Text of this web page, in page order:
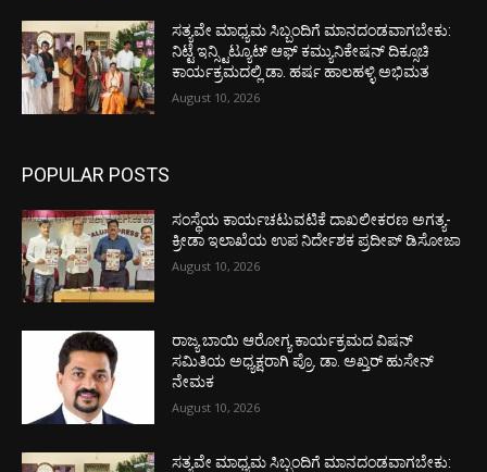
ಸತ್ಯವೇ ಮಾಧ್ಯಮ ಸಿಬ್ಬಂದಿಗೆ ಮಾನದಂಡವಾಗಬೇಕು:
ನಿಟ್ಟೆ ಇನ್ಸ್ಟಿಟ್ಯೂಟ್ ಆಫ್ ಕಮ್ಯುನಿಕೇಷನ್ ದಿಕ್ಸೂಚಿ
ಕಾರ್ಯಕ್ರಮದಲ್ಲಿ ಡಾ. ಹರ್ಷ ಹಾಲಹಳ್ಳಿ ಅಭಿಮತ
August 10, 2026
POPULAR POSTS
ಸಂಸ್ಥೆಯ ಕಾರ್ಯಚಟುವಟಿಕೆ ದಾಖಲೀಕರಣ ಅಗತ್ಯ-
ಕ್ರೀಡಾ ಇಲಾಖೆಯ ಉಪ ನಿರ್ದೇಶಕ ಪ್ರದೀಪ್ ಡಿಸೋಜಾ
August 10, 2026
ರಾಜ್ಯ ಬಾಯಿ ಆರೋಗ್ಯ ಕಾರ್ಯಕ್ರಮದ ವಿಷನ್
ಸಮಿತಿಯ ಅಧ್ಯಕ್ಷರಾಗಿ ಪ್ರೊ. ಡಾ. ಅಖ್ತರ್ ಹುಸೇನ್
ನೇಮಕ
August 10, 2026
ಸತ್ಯವೇ ಮಾಧ್ಯಮ ಸಿಬ್ಬಂದಿಗೆ ಮಾನದಂಡವಾಗಬೇಕು: